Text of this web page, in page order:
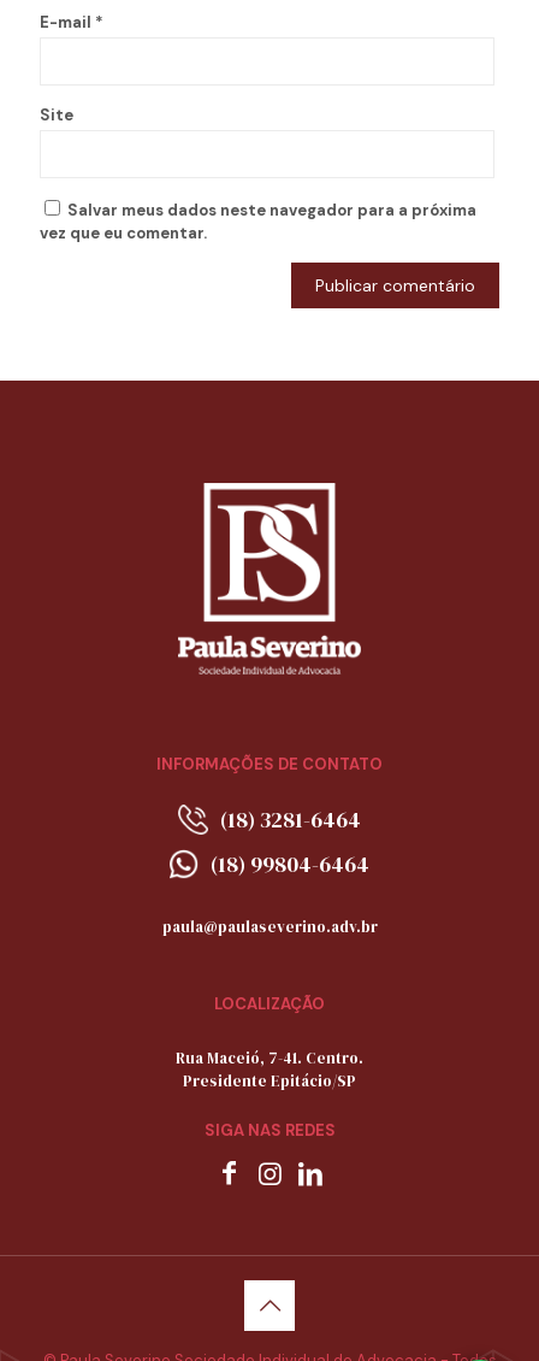
E-mail *
Site
Salvar meus dados neste navegador para a próxima
vez que eu comentar.
INFORMAÇÕES DE CONTATO
(18) 3281-6464
(18) 99804-6464
paula@paulaseverino.adv.br
LOCALIZAÇÃO
Rua Maceió, 7-41. Centro.
Presidente Epitácio/SP
SIGA NAS REDES